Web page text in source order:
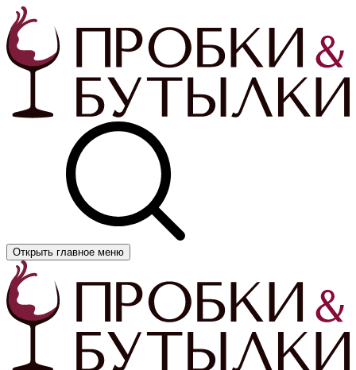
Открыть главное меню